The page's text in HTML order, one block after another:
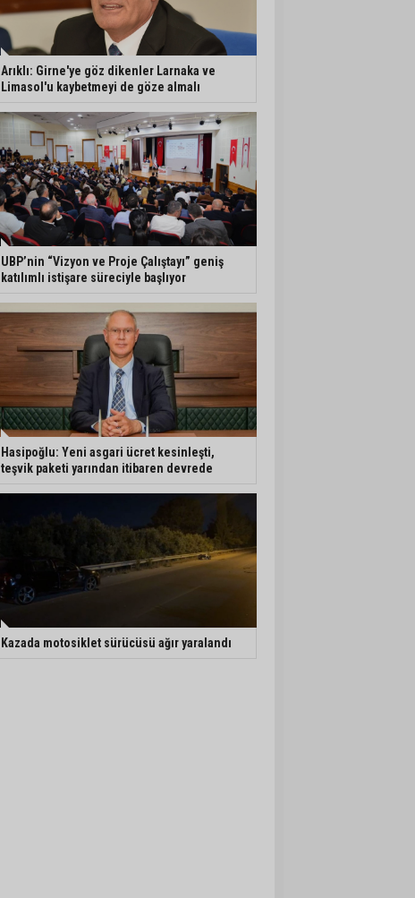
Arıklı: Girne'ye göz dikenler Larnaka ve
Limasol'u kaybetmeyi de göze almalı
UBP’nin “Vizyon ve Proje Çalıştayı” geniş
katılımlı istişare süreciyle başlıyor
Hasipoğlu: Yeni asgari ücret kesinleşti,
teşvik paketi yarından itibaren devrede
Kazada motosiklet sürücüsü ağır yaralandı